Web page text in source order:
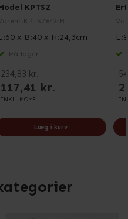
KPTSZ
KPTSZ6424B
x B:40 x H:24,3cm
På lager
234,83 kr.
117,41 kr.
INKL. MOMS
Læg i kurv